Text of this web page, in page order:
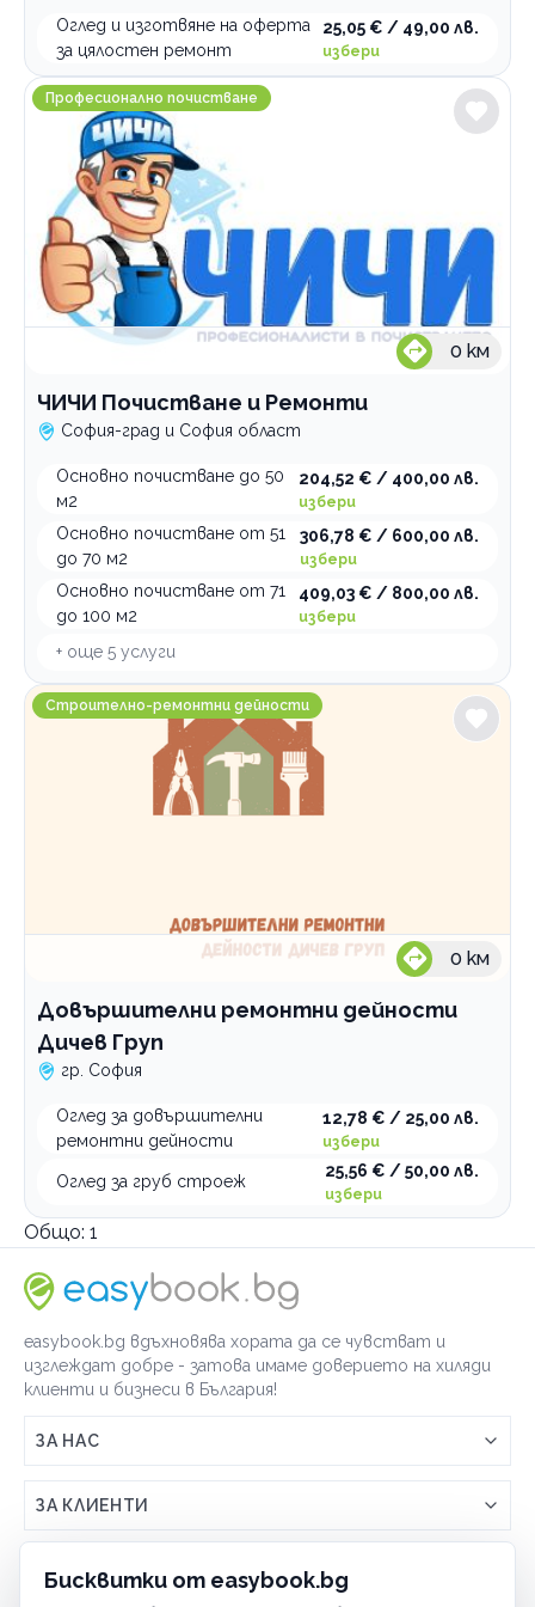
Бисквитки от easybook.bg
Оглед и изготвяне на оферта
за цялостен ремонт
25,05 € / 49,00 лв.
избери
ЧИЧИ Почистване и Ремонти
Професионално почистване
0 км
ЧИЧИ Почистване и Ремонти
София-град и София област
Основно почистване до 50
м2
204,52 € / 400,00 лв.
избери
Основно почистване от 51
до 70 м2
306,78 € / 600,00 лв.
избери
Основно почистване от 71
до 100 м2
409,03 € / 800,00 лв.
избери
+ още 5 услуги
Довършителни ремонтни дейности Дичев Груп
Строително-ремонтни дейности
0 км
Довършителни ремонтни дейности
Дичев Груп
гр. София
Оглед за довършителни
ремонтни дейности
12,78 € / 25,00 лв.
избери
Оглед за груб строеж
25,56 € / 50,00 лв.
избери
Общо: 1
easybook.bg вдъхновява хората да се чувстват и
изглеждат добре - затова имаме доверието на хиляди
клиенти и бизнеси в България!
ЗА НАС
Връзка с easybook.bg
Как работи easybook
Често задавани въпроси
ЗА КЛИЕНТИ
Условия за ползване
ЗА ТЪРГОВЦИ